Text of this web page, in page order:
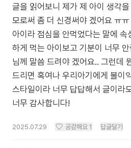
글을 읽어보니 제가 제 아이 생각
모로써 좀 더 신경써야 겠어요 ㅠ
아이라 점심을 안먹었다는 말에 속
하게 먹는 아이보고 기분이 너무
님께 말씀 드려야 겠어요.. 그런데
드리면 혹여나 우리아기에게 불이
스타일이라 너무 답답해서 글이라
너무 감사합니다!
2025.07.29 공감해요 1 답글달기